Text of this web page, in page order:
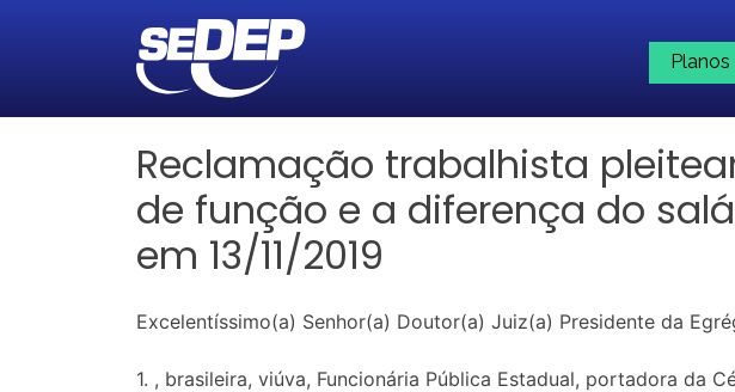
Planos
Reclamação trabalhista
de função e a diferença do
em 13/11/2019
Excelentíssimo(a) Senhor(a) Doutor(a) Juiz(a) Presidente da
1. , brasileira, viúva, Funcionária Pública Estadual, portadora da